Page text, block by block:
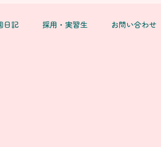
日記 採用・実習生 お問い合わせ